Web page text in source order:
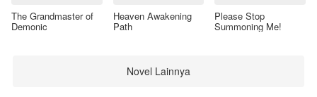
The Grandmaster of
Demonic
Heaven Awakening
Path
Please Stop
Summoning Me!
Novel Lainnya